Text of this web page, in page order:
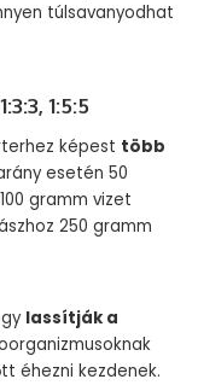
túlsavanyodhat
1:5:5
képest több
esetén 50
gramm vizet
250 gramm
lassítják a
éhezni kezdenek.